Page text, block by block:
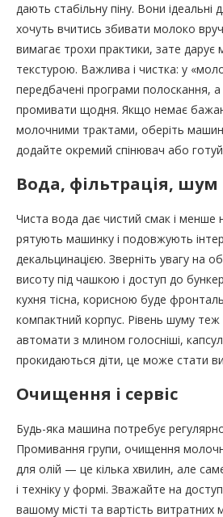
дають стабільну піну. Вони ідеальні
хочуть вчитись збивати молоко
вимагає трохи практики, зате дарує
текстурою. Важлива і чистка: у
передбачені програми полоскання, а
промивати щодня. Якщо немає
молочними трактами, оберіть
додайте окремий спінювач або
Вода, фільтрація, шум
Чиста вода дає чистий смак і менше
рятують машинку і подовжують
декальцинацією. Зверніть увагу на
висоту під чашкою і доступ до
кухня тісна, корисною буде
компактний корпус. Рівень шуму теж
автомати з млином голосніші,
прокидаються діти, це може стати
Очищення і сервіс
Будь-яка машина потребує
Промивання групи, очищення
для олій — це кілька хвилин, але
і техніку у формі. Зважайте на
вашому місті та вартість витратних